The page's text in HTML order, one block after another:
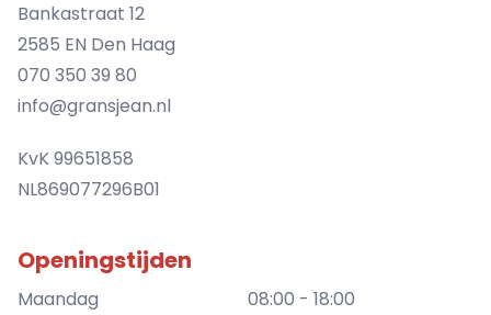
Bankastraat 12
2585 EN Den Haag
070 350 39 80
info@gransjean.nl
KvK 99651858
NL869077296B01
Openingstijden
Maandag
08:00 - 18:00